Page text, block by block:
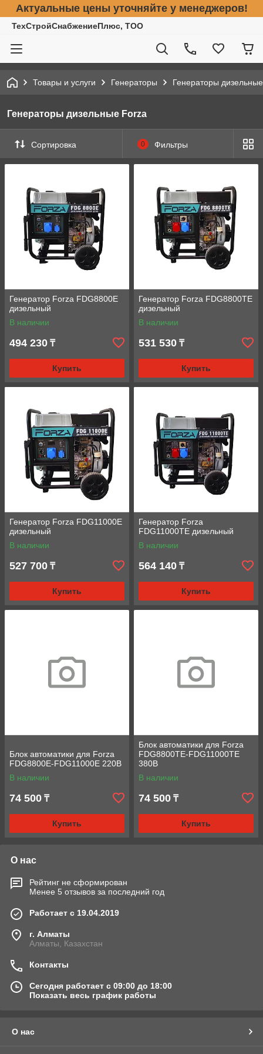
Актуальные цены уточняйте у менеджеров!
ТехСтройСнабжениеПлюс, ТОО
Товары и услуги Генераторы Генераторы
Генераторы дизельные Forza
Сортировка 0 Фильтры
Генератор Forza FDG8800E
дизельный
В наличии
494 230 ₸
Купить
Генератор Forza FDG8800TE
дизельный
В наличии
531 530 ₸
Купить
Генератор Forza FDG11000E
дизельный
В наличии
527 700 ₸
Купить
Генератор Forza
FDG11000TE дизельный
В наличии
564 140 ₸
Купить
Блок автоматики для Forza
FDG8800E-FDG11000E 220В
В наличии
74 500 ₸
Купить
Блок автоматики для Forza
FDG8800ТE-FDG11000ТE
380В
В наличии
74 500 ₸
Купить
О нас
Рейтинг не сформирован
Менее 5 отзывов за последний год
Работает с 19.04.2019
г. Алматы
Алматы, Казахстан
Контакты
Сегодня работает с 09:00 до 18:00
Показать весь график работы
О нас